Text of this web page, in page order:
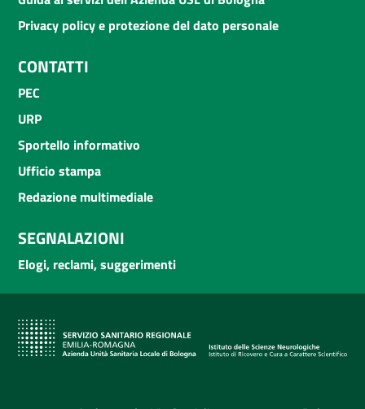
Privacy policy e protezione del dato personale
CONTATTI
PEC
URP
Sportello informativo
Ufficio stampa
Redazione multimediale
SEGNALAZIONI
Elogi, reclami, suggerimenti